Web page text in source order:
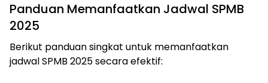
Panduan Memanfaatkan Jadwal SPMB
2025
Berikut panduan singkat untuk memanfaatkan
jadwal SPMB 2025 secara efektif: